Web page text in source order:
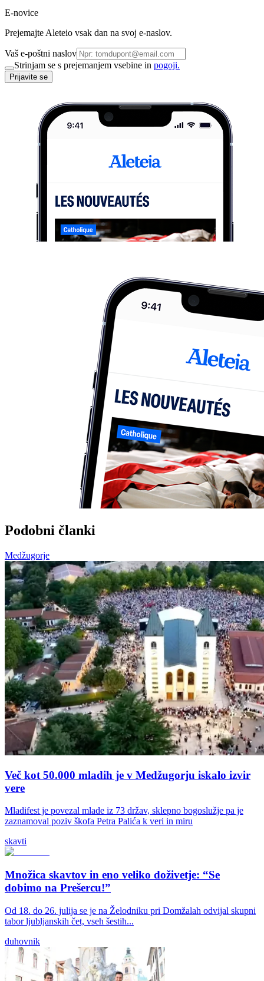
E-novice
Prejemajte Aleteio vsak dan na svoj e-naslov.
Vaš e-poštni naslov
Strinjam se s prejemanjem vsebine in pogoji.
Prijavite se
Podobni članki
Medžugorje
Več kot 50.000 mladih je v Medžugorju iskalo izvir
vere
Mladifest je povezal mlade iz 73 držav, sklepno bogoslužje pa je
zaznamoval poziv škofa Petra Palića k veri in miru
skavti
Množica skavtov in eno veliko doživetje: “Se
dobimo na Prešercu!”
Od 18. do 26. julija se je na Želodniku pri Domžalah odvijal skupni
tabor ljubljanskih čet, vseh šestih...
duhovnik